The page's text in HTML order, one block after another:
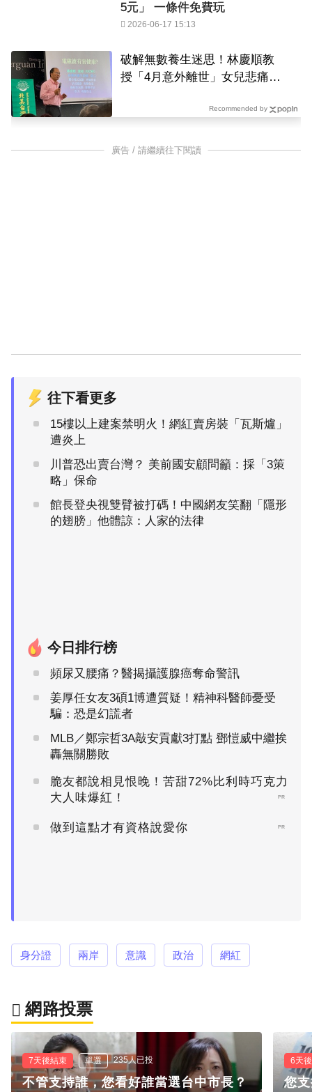
5元」 一條件免費玩
2026-06-17 15:13
破解無數養生迷思！林慶順教
授「4月意外離世」女兒悲痛證
Recommended by
廣告 / 請繼續往下閱讀
往下看更多
15樓以上建案禁明火！網紅賣房裝「瓦斯爐」
遭炎上
川普恐出賣台灣？ 美前國安顧問籲：採「3策
略」保命
館長登央視雙臂被打碼！中國網友笑翻「隱形
的翅膀」他體諒：人家的法律
今日排行榜
頻尿又腰痛？醫揭攝護腺癌奪命警訊
姜厚任女友3碩1博遭質疑！精神科醫師憂受
騙：恐是幻謊者
MLB／鄭宗哲3A敲安貢獻3打點 鄧愷威中繼挨
轟無關勝敗
脆友都說相見恨晚！苦甜72%比利時巧克力
大人味爆紅！
PR
做到這點才有資格說愛你 PR
身分證 兩岸 意識 政治 網紅
網路投票
7天後結束 單選 235人已投
不管支持誰，您看好誰當選台中市長？
6天
您